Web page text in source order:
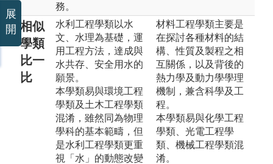
務。
相似
學類
比一
比
水利工程學類以水
文、水理為基礎，運
用工程方法，達成與
水共存、安全用水的
願景。
本學類易與環境工程
學類及土木工程學類
混淆，雖然同為物理
學科的基本範疇，但
是水利工程學類更重
視「水」的動態改變
材料工程學類主要是
在探討各種材料的結
構、性質及製程之相
互關係，以及背後的
熱力學及動力學學理
機制，兼含科學及工
程。
本學類易與化學工程
學類、光電工程學
類、機械工程學類混
淆。
展
開